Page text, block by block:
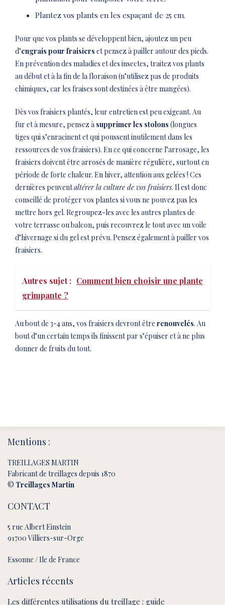
Plantez vos plants en les espaçant de 25 cm.
Pour que vos plants se développent bien, ajoutez un peu
d’engrais pour fraisiers et pensez à pailler autour des pieds.
En prévention des maladies et des insectes, traitez vos plants
au début et à la fin de la floraison (n’utilisez pas de produits
chimiques, car les fraises sont destinées à être mangées).
Dès vos fraisiers plantés, leur entretien est peu exigeant. Au
fur et à mesure, pensez à supprimer les stolons (longues
tiges qui s’enracinent et qui poussent inutilement dans les
ressources de vos fraisiers). En ce qui concerne l’arrosage, les
fraisiers doivent être arrosés de manière régulière, surtout en
période de forte chaleur. En hiver, attention aux gelées ! Ces
dernières peuventaltérer la culture de vos fraisiers. Il est donc
conseillé de protéger vos plantes si vous ne pouvez pas les
mettre hors gel. Regroupez-les avec les autres plantes de
votre terrasse ou balcon, puis recouvrez le tout avec un voile
d’hivernage si du gel est prévu. Pensez également à pailler vos
fraisiers.
Autres sujet : Comment bien choisir une plante
grimpante ?
Au bout de 3-4 ans, vos fraisiers devront être renouvelés. Au
bout d’un certain temps ils finissent par s’épuiser et à ne plus
donner de fruits du tout.
Mentions :
TREILLAGES MARTIN
Fabricant de treillages depuis 1870
© Treillages Martin
CONTACT
5 rue Albert Einstein
91700 Villiers-sur-Orge
Essonne / Ile de France
Articles récents
Les différentes utilisations du treillage : guide